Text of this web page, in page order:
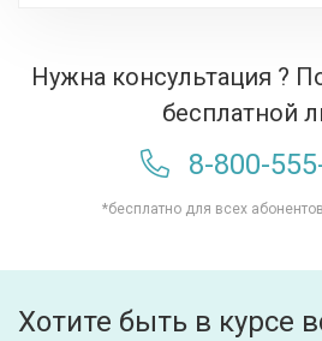
Нужна консультация ?
бесплатной
8-800-
*бесплатно для всех
Хотите быть в курсе